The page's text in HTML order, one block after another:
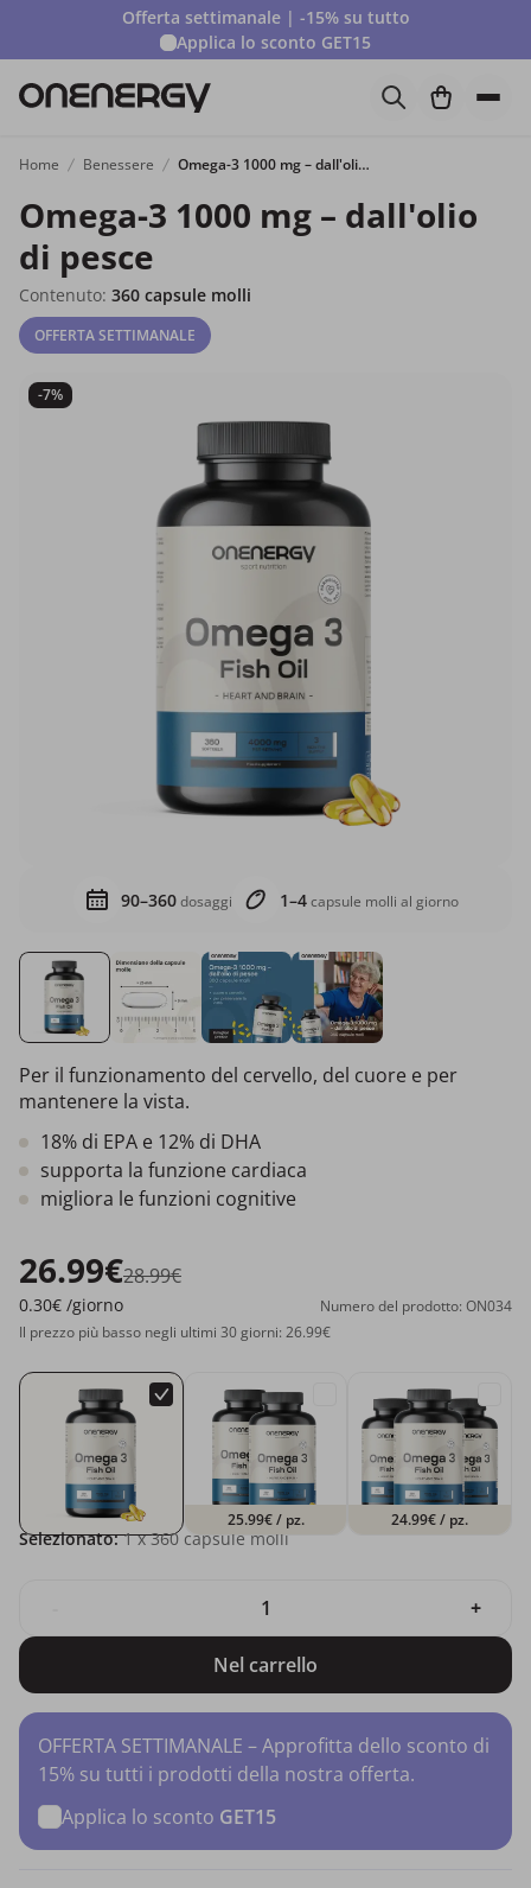
Offerta settimanale | -15% su tutto
Applica lo sconto GET15
Home Benessere Omega-3 1000 mg – dall'olio di pesce
Omega-3 1000 mg – dall'olio
di pesce
Contenuto: 360 capsule molli
OFFERTA SETTIMANALE
-7%
90–360dosaggi 1–4capsule molli al giorno
Per il funzionamento del cervello, del cuore e per
mantenere la vista.
18% di EPA e 12% di DHA
supporta la funzione cardiaca
migliora le funzioni cognitive
26.99€28.99€
0.30€ /giorno
Numero del prodotto: ON034
Il prezzo più basso negli ultimi 30 giorni: 26.99€
25.99€/ pz. 24.99€/ pz.
Selezionato: 1x 360 capsule molli
+
Nel carrello
OFFERTA SETTIMANALE – Approfitta dello sconto di
15% su tutti i prodotti della nostra offerta.
Applica lo sconto GET15